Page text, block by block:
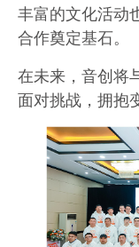
丰富的文化活动
合作奠定基石。
在未来，音创将
面对挑战，拥抱